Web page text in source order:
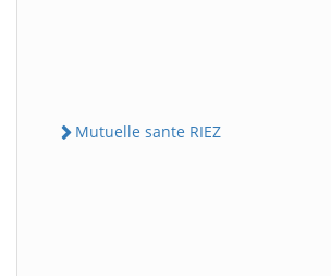
Mutuelle sante RIEZ